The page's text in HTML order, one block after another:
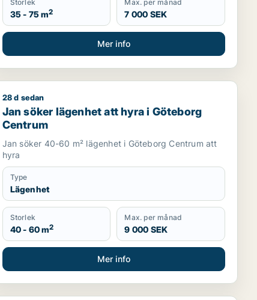
Storlek
35 - 75 m2
Max. per månad
7 000 SEK
Mer info
Jan söker lägenhet att hyra i Göteborg Centrum
28 d sedan
Jan söker lägenhet att hyra i Göteborg
Centrum
Jan söker 40-60 m² lägenhet i Göteborg Centrum att
hyra
Type
Lägenhet
Storlek
40 - 60 m2
Max. per månad
9 000 SEK
Mer info